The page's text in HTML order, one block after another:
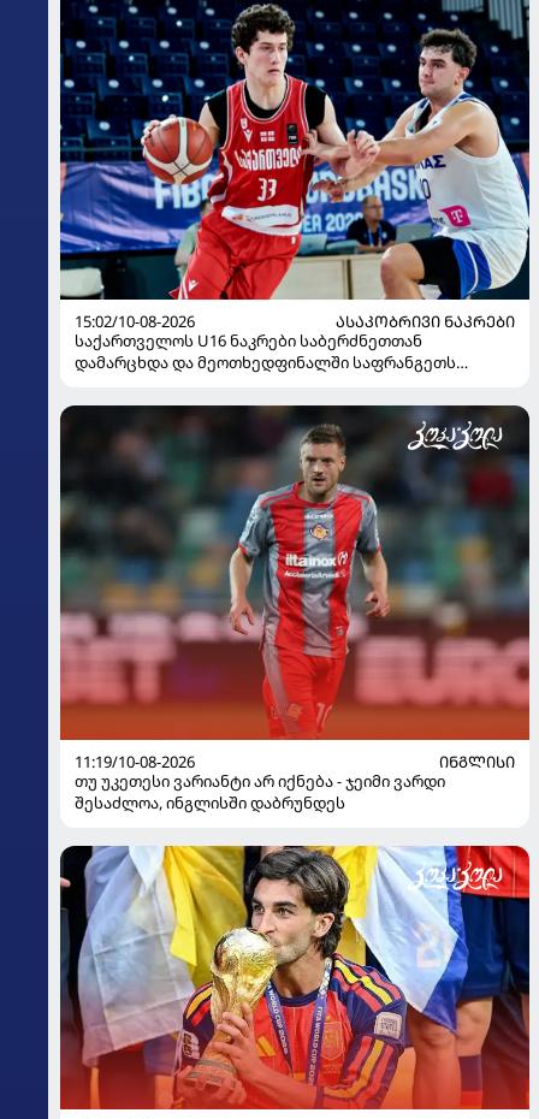
15:02/10-08-2026
ᲐᲡᲐᲙᲝᲑᲠᲘᲕᲘ ᲜᲐᲙᲠᲔᲑᲘ
საქართველოს U16 ნაკრები საბერძნეთთან
დამარცხდა და მეოთხედფინალში საფრანგეთს
11:19/10-08-2026
ᲘᲜᲒᲚᲘᲡᲘ
თუ უკეთესი ვარიანტი არ იქნება - ჯეიმი ვარდი
შესაძლოა, ინგლისში დაბრუნდეს